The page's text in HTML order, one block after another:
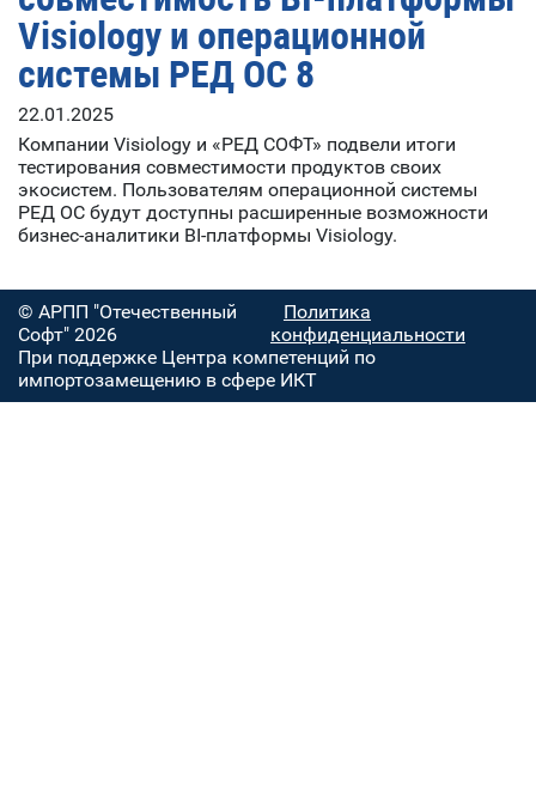
Visiology и операционной
системы РЕД ОС 8
22.01.2025
Компании Visiology и «РЕД СОФТ» подвели итоги
тестирования совместимости продуктов своих
экосистем. Пользователям операционной системы
РЕД ОС будут доступны расширенные возможности
бизнес-аналитики BI-платформы Visiology.
© АРПП "Отечественный
Софт" 2026
Политика
конфиденциальности
При поддержке Центра компетенций по
импортозамещению в сфере ИКТ